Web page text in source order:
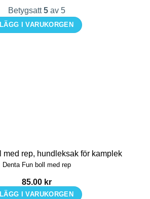
Betygsatt5av 5
LÄGG I VARUKORGEN
kan
väljas
på
produktsidan
Denta Fun boll med rep
85.00 kr
LÄGG I VARUKORGEN